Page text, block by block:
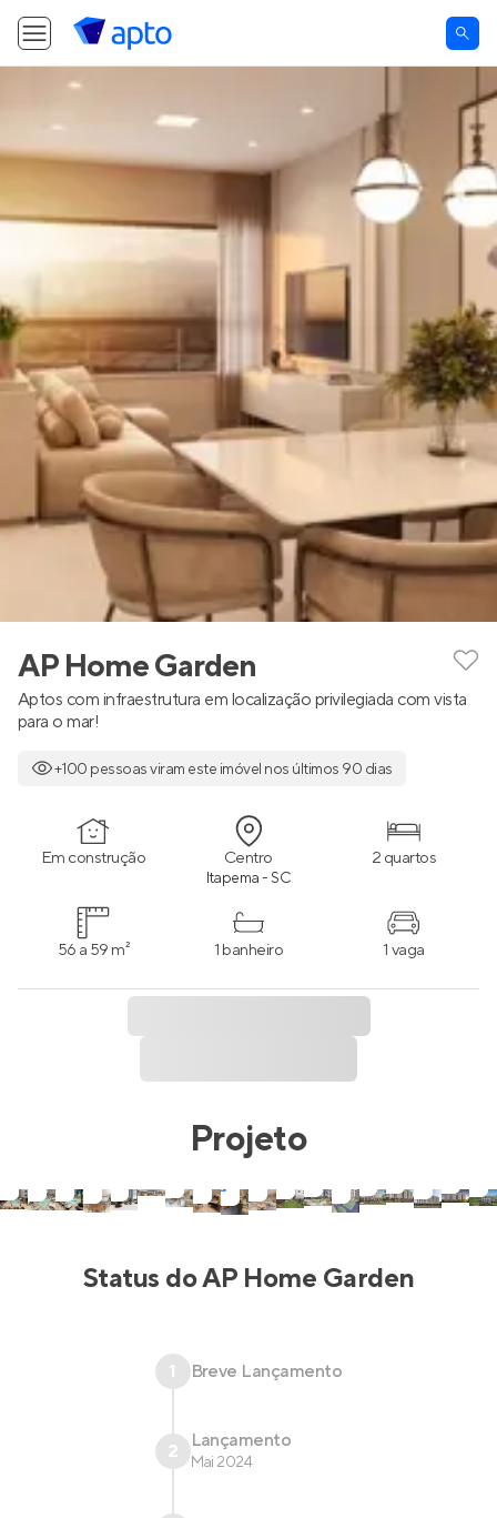
AP Home Garden
Aptos com infraestrutura em localização privilegiada com vista
para o mar!
+100 pessoas viram este imóvel nos últimos 90 dias
Em construção Centro
Itapema - SC
2 quartos
56 a 59 m² 1 banheiro 1 vaga
Projeto
Status doAP Home Garden
1 Breve Lançamento
2 Lançamento
Mai 2024